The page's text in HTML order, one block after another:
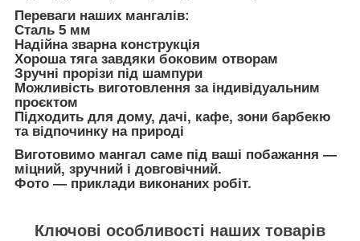
Переваги наших мангалів:
Сталь 5 мм
Надійна зварна конструкція
Хороша тяга завдяки боковим отворам
Зручні прорізи під шампури
Можливість виготовлення за індивідуальним
проєктом
Підходить для дому, дачі, кафе, зони барбекю
та відпочинку на природі
Виготовимо мангал саме під ваші побажання —
міцний, зручний і довговічний.
Фото — приклади виконаних робіт.
Ключові особливості наших товарів